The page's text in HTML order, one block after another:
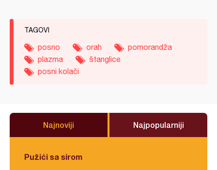
TAGOVI
posno orah
pomorandža
plazma
štanglice
posni kolači
Najnoviji Najpopularniji
Pužići sa sirom